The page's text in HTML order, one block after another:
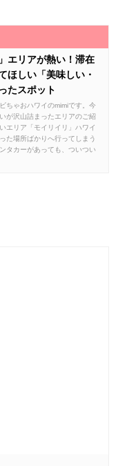
エリアが熱い！滞在
ほしい「美味しい・
たスポット
ちゃおハワイのmimiです。今
が沢山詰まったエリアのご紹
エリア「モイリイリ」ハワイ
た場所ばかりへ行ってしまう
タカーがあっても、ついつい